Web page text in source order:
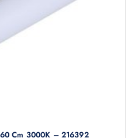
Cm 3000K – 216392